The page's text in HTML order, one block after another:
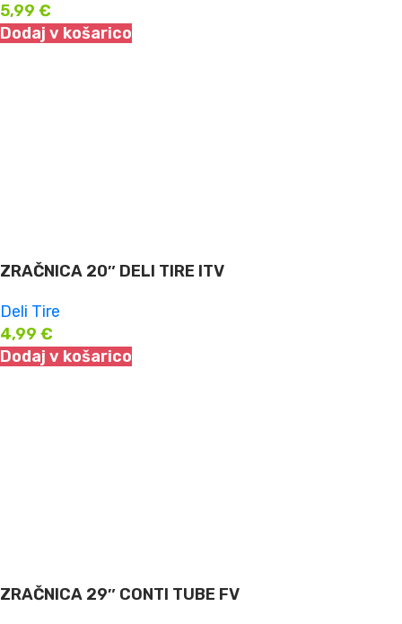
5,99 €
Dodaj v košarico
ZRAČNICA 20″ DELI TIRE ITV
Deli Tire
4,99 €
Dodaj v košarico
ZRAČNICA 29″ CONTI TUBE FV